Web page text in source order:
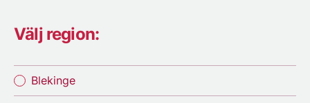
Välj region:
Blekinge